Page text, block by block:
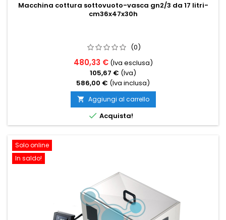
Macchina cottura sottovuoto-vasca gn2/3 da 17 litri-
cm36x47x30h
(0)
480,33 € (Iva esclusa)
105,67 € (Iva)
586,00 € (Iva inclusa)
 Aggiungi al carrello
 Acquista!
Solo online
In saldo!